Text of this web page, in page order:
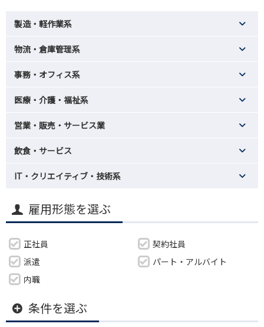
製造・軽作業系
物流・倉庫管理系
事務・オフィス系
医療・介護・福祉系
営業・販売・サービス業
飲食・サービス
IT・クリエイティブ・技術系
雇用形態を選ぶ
正社員
契約社員
派遣
パート・アルバイト
内職
条件を選ぶ